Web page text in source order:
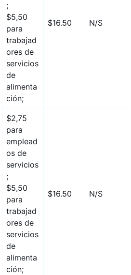
;
$5,50
para
trabajad
ores de
servicios
de
alimenta
ción;
$16.50 N/S
$2,75
para
emplead
os de
servicios
;
$5,50
para
trabajad
ores de
servicios
de
alimenta
ción;
$16.50 N/S